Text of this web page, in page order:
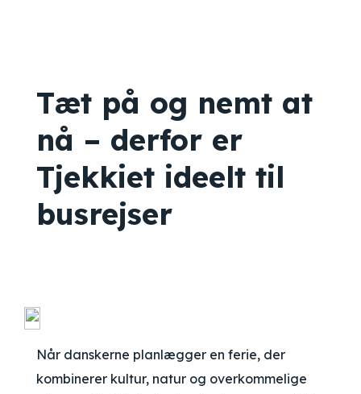
Tæt på og nemt at
nå – derfor er
Tjekkiet ideelt til
busrejser
Når danskerne planlægger en ferie, der
kombinerer kultur, natur og overkommelige